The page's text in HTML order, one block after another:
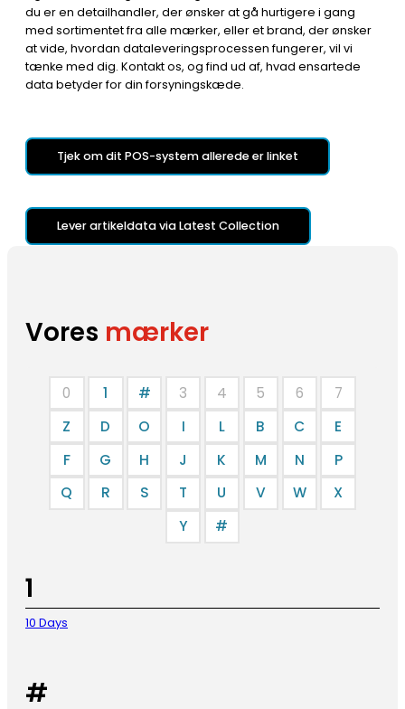
du er en detailhandler, der ønsker at gå hurtigere i gang
med sortimentet fra alle mærker, eller et brand, der ønsker
at vide, hvordan dataleveringsprocessen fungerer, vil vi
tænke med dig. Kontakt os, og find ud af, hvad ensartede
data betyder for din forsyningskæde.
Tjek om dit POS-system allerede er linket
Lever artikeldata via Latest Collection
Vores mærker
0 1 # 3 4 5 6
7
Z
D O I L B C
E
F
G H J K M N
P
Q
R S T U V W
X
Y
#
1
10 Days
#